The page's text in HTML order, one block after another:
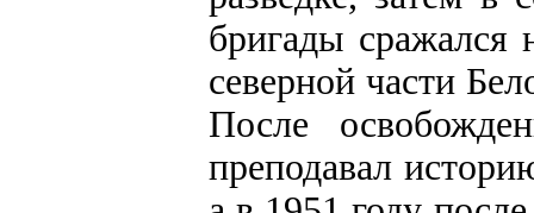
бригады сражался
северной части
После
преподавал